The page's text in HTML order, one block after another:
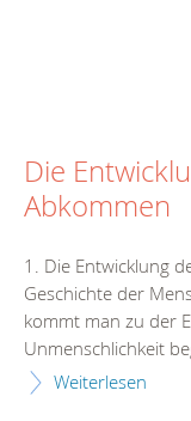
Die
Abkommen
1. Die Entwicklung
Geschichte der
kommt man zu der
Unmenschlichkeit
Weiterlesen